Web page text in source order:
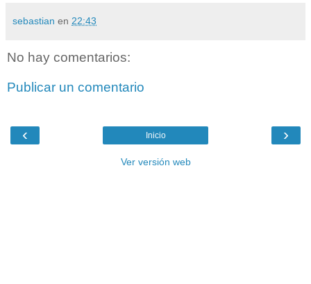
sebastian en 22:43
No hay comentarios:
Publicar un comentario
‹ ›
Inicio
Ver versión web